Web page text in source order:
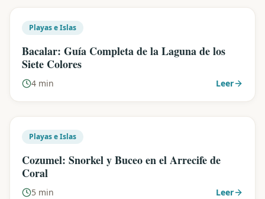
Playas e Islas
Bacalar: Guía Completa de la Laguna de los
Siete Colores
4 min Leer
Playas e Islas
Cozumel: Snorkel y Buceo en el Arrecife de
Coral
5 min Leer